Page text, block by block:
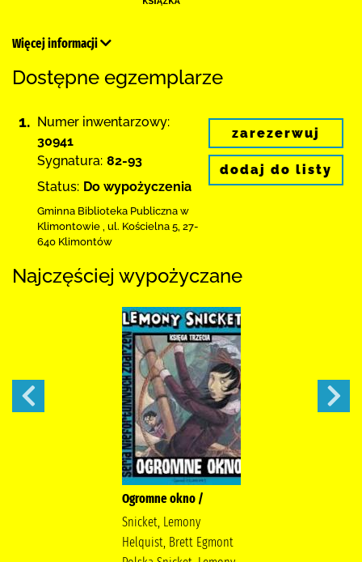
Więcej informacji
Dostępne egzemplarze
1. Numer inwentarzowy:
30941
Sygnatura: 82-93
Status: Do wypożyczenia
Gminna Biblioteka Publiczna w
Klimontowie ul. Kościelna 5 27-
640 Klimontów
zarezerwuj
dodaj do listy
Najczęściej wypożyczane
Ogromne okno /
Snicket, Lemony
Helquist, Brett Egmont